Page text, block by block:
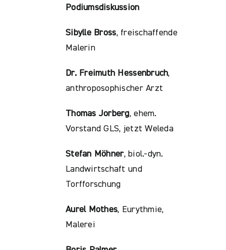
Podiumsdiskussion
Sibylle Bross, freischaffende
Malerin
Dr. Freimuth Hessenbruch,
anthroposophischer Arzt
Thomas Jorberg, ehem.
Vorstand GLS, jetzt Weleda
Stefan Möhner, biol.-dyn.
Landwirtschaft und
Torfforschung
Aurel Mothes, Eurythmie,
Malerei